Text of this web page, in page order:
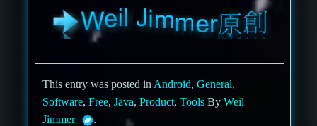
This entry was posted in Android,General,
Software,Free,Java,Product,Tools ByWeil
Jimmer
.